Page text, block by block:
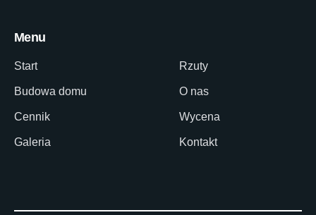
Menu
Start
Budowa domu
Cennik
Galeria
Rzuty
O nas
Wycena
Kontakt